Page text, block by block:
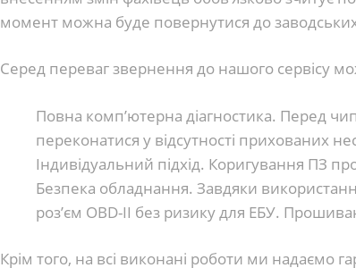
момент можна буде повернутися до
Серед переваг звернення до нашого сервісу
Повна комп’ютерна діагностика. Перед
переконатися у відсутності прихованих
Індивідуальний підхід. Коригування ПЗ
Безпека обладнання. Завдяки
роз’єм OBD-II без ризику для ЕБУ.
Крім того, на всі виконані роботи ми надаємо